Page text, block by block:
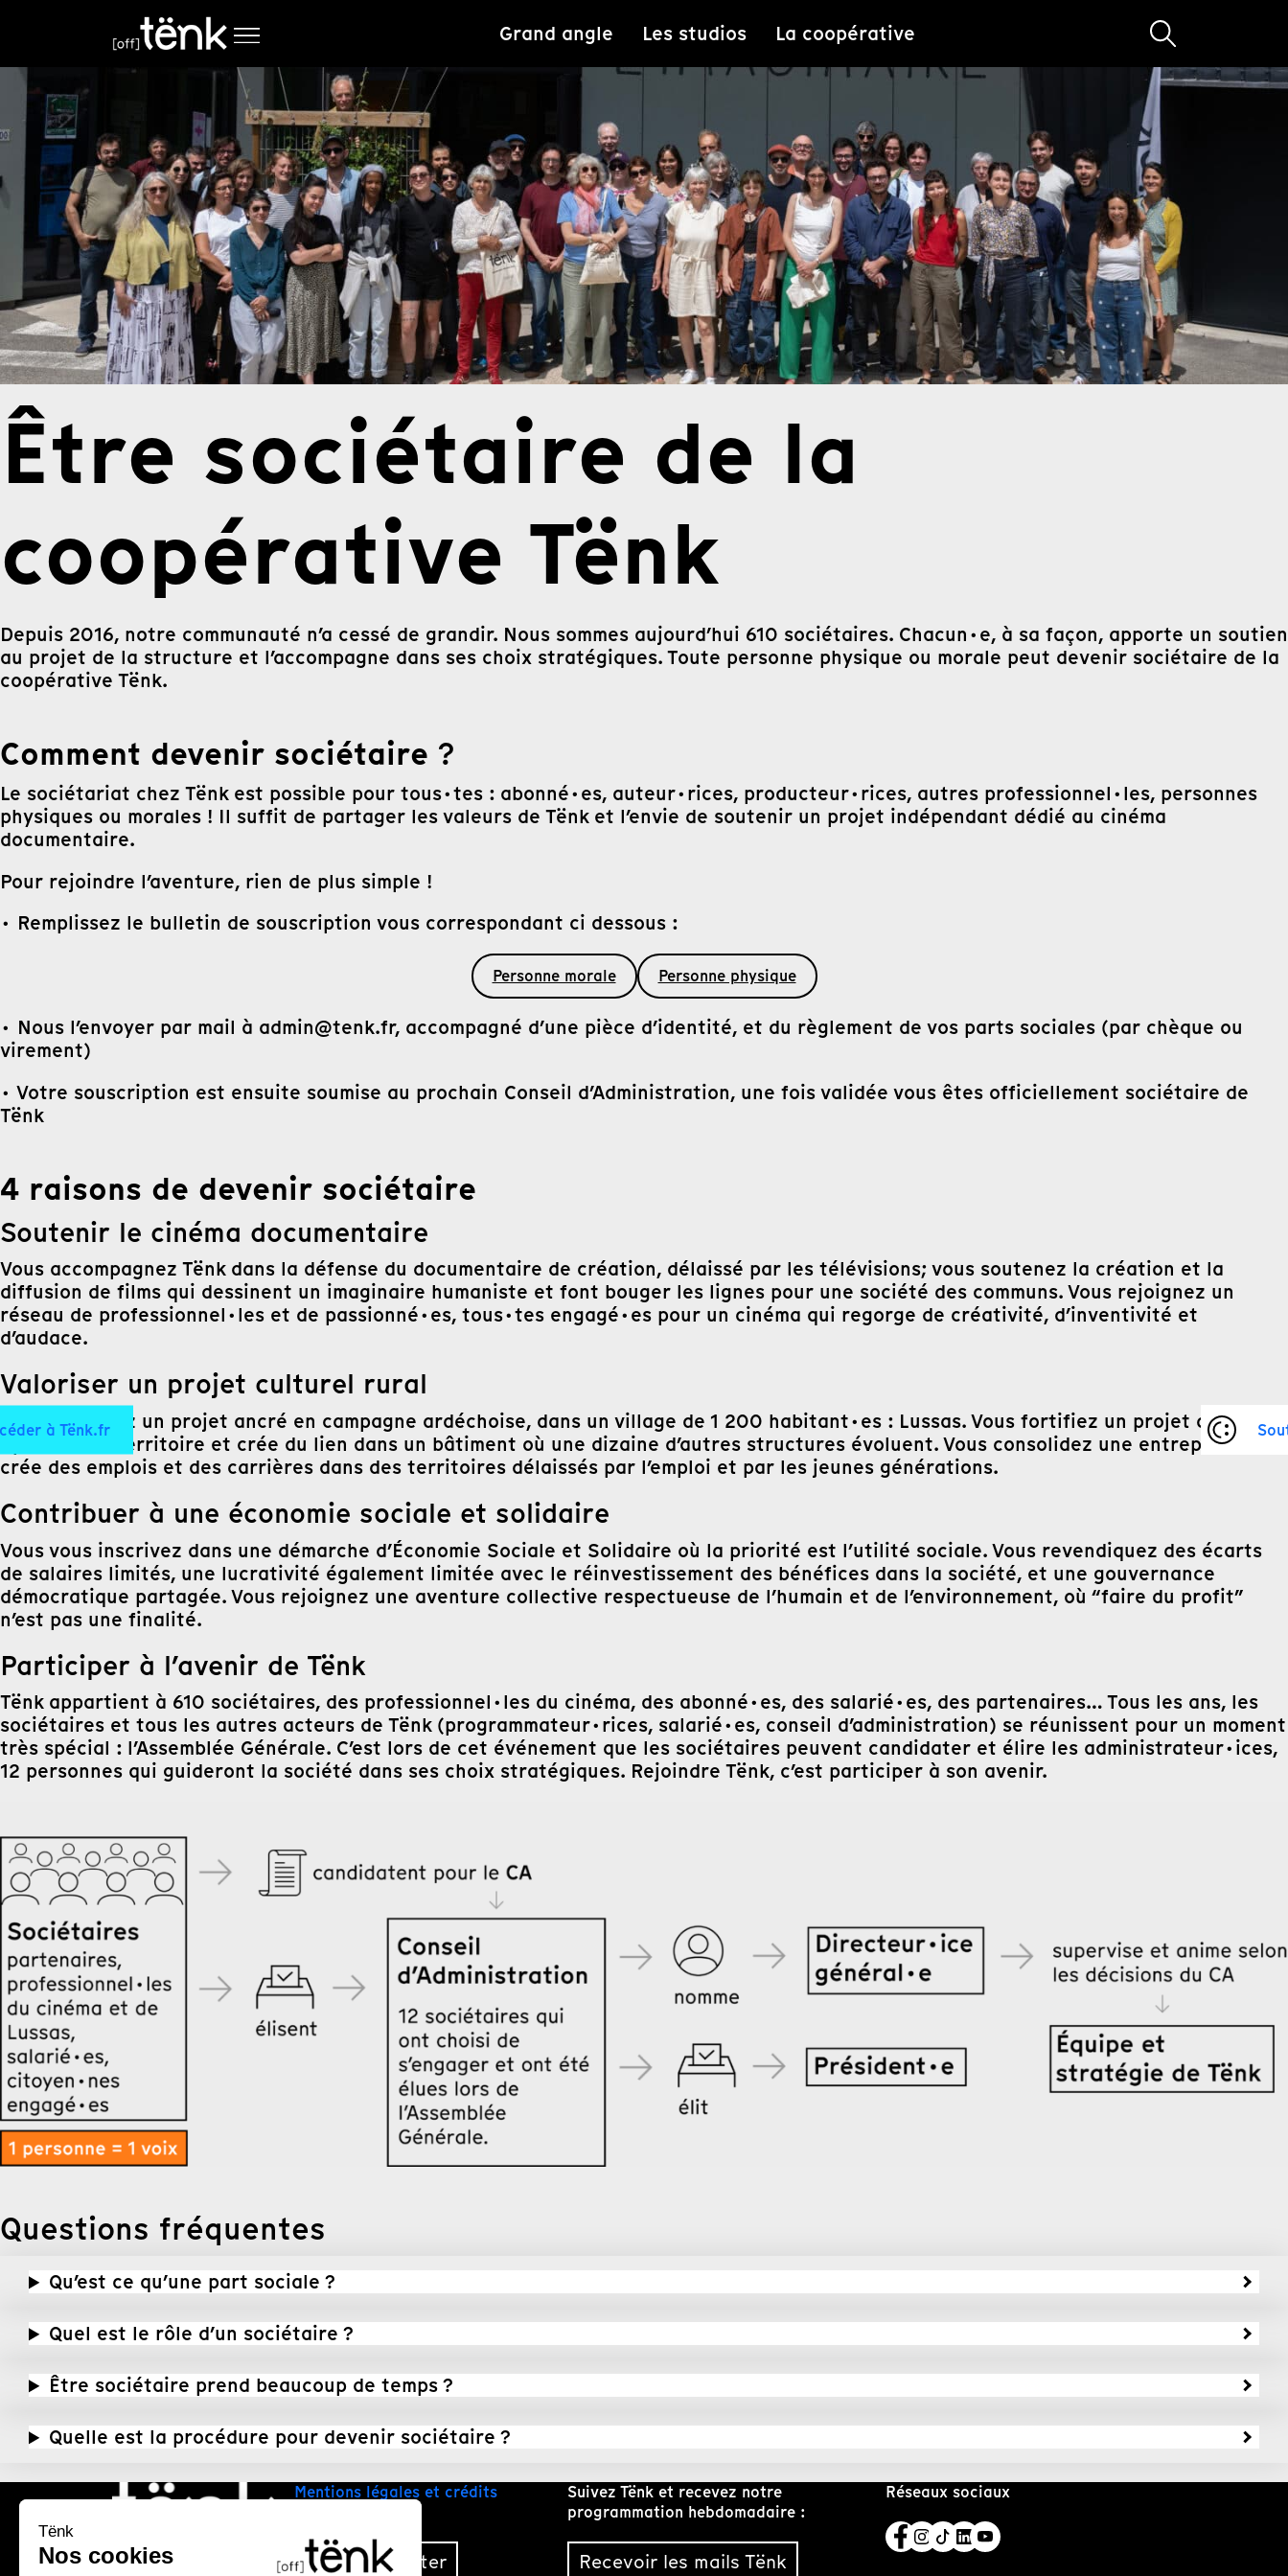
Grand angle Les studios La coopérative
à Tënk.fr
Être sociétaire de la
coopérative Tënk
Depuis 2016, notre communauté n’a cessé de grandir. Nous sommes aujourd’hui 610 sociétaires. Chacun·e, à sa façon, apporte un soutien
au projet de la structure et l’accompagne dans ses choix stratégiques. Toute personne physique ou morale peut devenir sociétaire de la
coopérative Tënk.
Comment devenir sociétaire ?
Le sociétariat chez Tënk est possible pour tous·tes : abonné·es, auteur·rices, producteur·rices, autres professionnel·les, personnes
physiques ou morales ! Il suffit de partager les valeurs de Tënk et l’envie de soutenir un projet indépendant dédié au cinéma
documentaire.
Pour rejoindre l’aventure, rien de plus simple !
· Remplissez le bulletin de souscription vous correspondant ci dessous :
Personne morale Personne physique
· Nous l’envoyer par mail à admin@tenk.fr, accompagné d’une pièce d’identité, et du règlement de vos parts sociales (par chèque ou
virement)
· Votre souscription est ensuite soumise au prochain Conseil d’Administration, une fois validée vous êtes officiellement sociétaire de
Tënk
4 raisons de devenir sociétaire
Soutenir le cinéma documentaire
Vous accompagnez Tënk dans la défense du documentaire de création, délaissé par les télévisions; vous soutenez la création et la
diffusion de films qui dessinent un imaginaire humaniste et font bouger les lignes pour une société des communs. Vous rejoignez un
réseau de professionnel·les et de passionné·es, tous·tes engagé·es pour un cinéma qui regorge de créativité, d’inventivité et
d’audace.
Valoriser un projet culturel rural
Vous soutenez un projet ancré en campagne ardéchoise, dans un village de 1 200 habitant·es : Lussas. Vous fortifiez un projet qui
dynamise le territoire et crée du lien dans un bâtiment où une dizaine d’autres structures évoluent. Vous consolidez une entreprise qui
crée des emplois et des carrières dans des territoires délaissés par l’emploi et par les jeunes générations.
Contribuer à une économie sociale et solidaire
Vous vous inscrivez dans une démarche d’Économie Sociale et Solidaire où la priorité est l’utilité sociale. Vous revendiquez des écarts
de salaires limités, une lucrativité également limitée avec le réinvestissement des bénéfices dans la société, et une gouvernance
démocratique partagée. Vous rejoignez une aventure collective respectueuse de l’humain et de l’environnement, où “faire du profit”
n’est pas une finalité.
Participer à l’avenir de Tënk
Tënk appartient à 610 sociétaires, des professionnel·les du cinéma, des abonné·es, des salarié·es, des partenaires… Tous les ans, les
sociétaires et tous les autres acteurs de Tënk (programmateur·rices, salarié·es, conseil d’administration) se réunissent pour un moment
très spécial : l’Assemblée Générale. C’est lors de cet événement que les sociétaires peuvent candidater et élire les administrateur·ices,
12 personnes qui guideront la société dans ses choix stratégiques. Rejoindre Tënk, c’est participer à son avenir.
Questions fréquentes
Qu’est ce qu’une part sociale ?
Quel est le rôle d’un sociétaire ?
Être sociétaire prend beaucoup de temps ?
Quelle est la procédure pour devenir sociétaire ?
Mentions légales et crédits
Nous contacter
Suivez Tënk et recevez notre
programmation hebdomadaire :
Recevoir les mails Tënk
Réseaux sociaux